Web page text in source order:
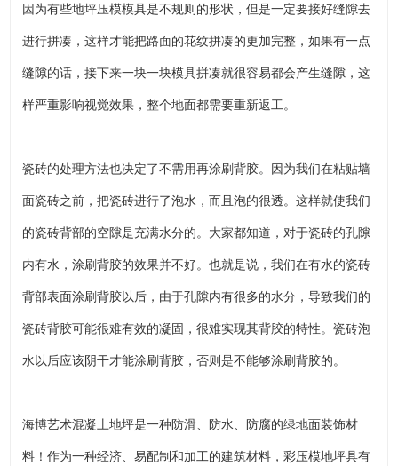
因为有些地坪压模模具是不规则的形状，但是一定要接好缝隙去
进行拼凑，这样才能把路面的花纹拼凑的更加完整，如果有一点
缝隙的话，接下来一块一块模具拼凑就很容易都会产生缝隙，这
样严重影响视觉效果，整个地面都需要重新返工。
瓷砖的处理方法也决定了不需用再涂刷背胶。因为我们在粘贴墙
面瓷砖之前，把瓷砖进行了泡水，而且泡的很透。这样就使我们
的瓷砖背部的空隙是充满水分的。大家都知道，对于瓷砖的孔隙
内有水，涂刷背胶的效果并不好。也就是说，我们在有水的瓷砖
背部表面涂刷背胶以后，由于孔隙内有很多的水分，导致我们的
瓷砖背胶可能很难有效的凝固，很难实现其背胶的特性。瓷砖泡
水以后应该阴干才能涂刷背胶，否则是不能够涂刷背胶的。
海博艺术混凝土地坪是一种防滑、防水、防腐的绿地面装饰材
料！作为一种经济、易配制和加工的建筑材料，彩压模地坪具有